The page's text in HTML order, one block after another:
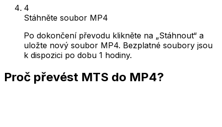
4
Stáhněte soubor MP4
Po dokončení převodu klikněte na „Stáhnout“ a
uložte nový soubor MP4. Bezplatné soubory jsou
k dispozici po dobu 1 hodiny.
Proč převést MTS do MP4?